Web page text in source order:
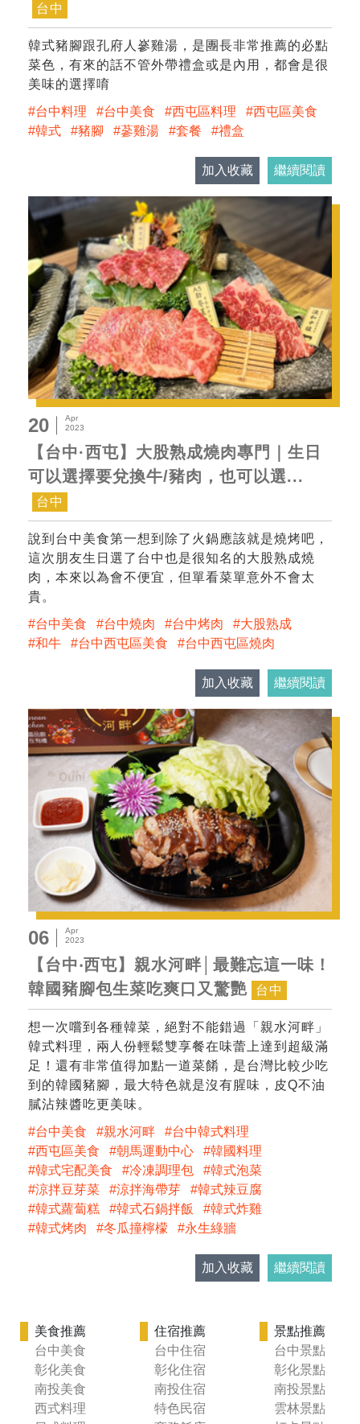
台中
韓式豬腳跟孔府人嵾雞湯，是團長非常推薦的必點
菜色，有來的話不管外帶禮盒或是內用，都會是很
美味的選擇唷
台中料理
台中美食 西屯區料理
西屯區美食
韓式
豬腳 蔘雞湯 套餐 禮盒
加入收藏 繼續閱讀
20
Apr
2023
【台中·西屯】大股熟成燒肉專門｜生日
可以選擇要兌換牛/豬肉，也可以選...
台中
說到台中美食第一想到除了火鍋應該就是燒烤吧，
這次朋友生日選了台中也是很知名的大股熟成燒
肉，本來以為會不便宜，但單看菜單意外不會太
貴。
台中美食
台中燒肉 台中烤肉
大股熟成
和牛
台中西屯區美食 台中西屯區燒肉
加入收藏 繼續閱讀
06
Apr
2023
【台中‧西屯】親水河畔│最難忘這一味！
韓國豬腳包生菜吃爽口又驚艷
台中
想一次嚐到各種韓菜，絕對不能錯過「親水河畔」
韓式料理，兩人份輕鬆雙享餐在味蕾上達到超級滿
足！還有非常值得加點一道菜餚，是台灣比較少吃
到的韓國豬腳，最大特色就是沒有腥味，皮Q不油
膩沾辣醬吃更美味。
台中美食
親水河畔
台中韓式料理
西屯區美食
朝馬運動中心
韓國料理
韓式宅配美食
冷凍調理包
韓式泡菜
涼拌豆芽菜
涼拌海帶芽
韓式辣豆腐
韓式蘿蔔糕
韓式石鍋拌飯
韓式炸雞
韓式烤肉
冬瓜撞檸檬 永生綠牆
加入收藏 繼續閱讀
美食推薦
台中美食
彰化美食
南投美食
西式料理
住宿推薦
台中住宿
彰化住宿
南投住宿
特色民宿
景點推薦
台中景點
彰化景點
南投景點
雲林景點